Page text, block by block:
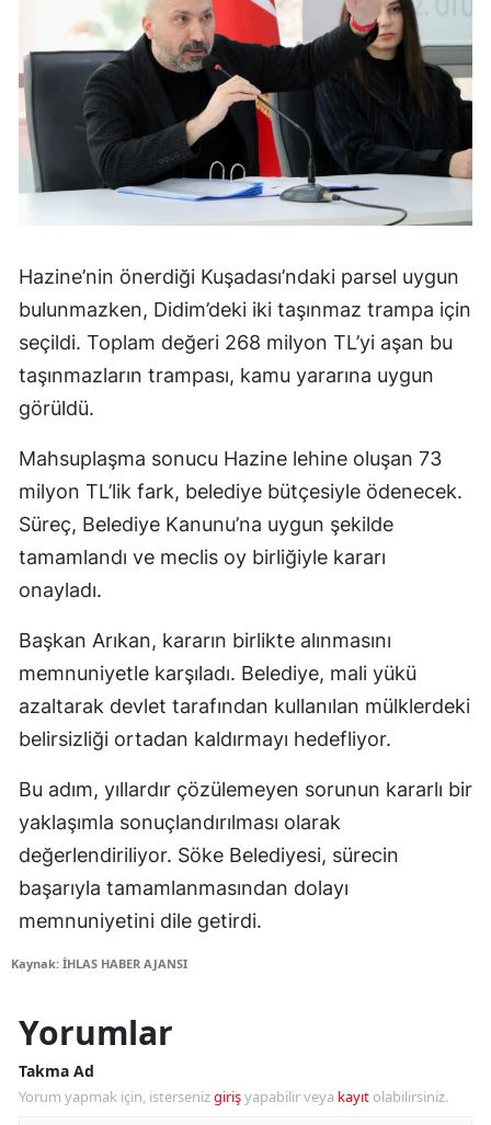
Hazine’nin önerdiği Kuşadası’ndaki parsel uygun
bulunmazken, Didim’deki iki taşınmaz trampa için
seçildi. Toplam değeri 268 milyon TL’yi aşan bu
taşınmazların trampası, kamu yararına uygun
görüldü.
Mahsuplaşma sonucu Hazine lehine oluşan 73
milyon TL’lik fark, belediye bütçesiyle ödenecek.
Süreç, Belediye Kanunu’na uygun şekilde
tamamlandı ve meclis oy birliğiyle kararı
onayladı.
Başkan Arıkan, kararın birlikte alınmasını
memnuniyetle karşıladı. Belediye, mali yükü
azaltarak devlet tarafından kullanılan mülklerdeki
belirsizliği ortadan kaldırmayı hedefliyor.
Bu adım, yıllardır çözülemeyen sorunun kararlı bir
yaklaşımla sonuçlandırılması olarak
değerlendiriliyor. Söke Belediyesi, sürecin
başarıyla tamamlanmasından dolayı
memnuniyetini dile getirdi.
Kaynak: İHLAS HABER AJANSI
Yorumlar
Takma Ad
Yorum yapmak için, istersenizgirişyapabilir veya kayıt olabilirsiniz.